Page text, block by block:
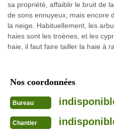
sa propriété, affaiblir le bruit de
de sons ennuyeux, mais encore
la neige. Habituellement, les
haies sont les troènes, et les
haie, il faut faire tailler la haie à
Nos coordonnées
Bureau
Chantier